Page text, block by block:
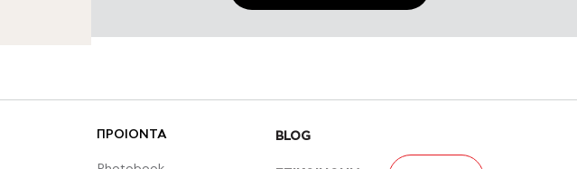
ΠΡΟΙΟΝΤΑ BLOG